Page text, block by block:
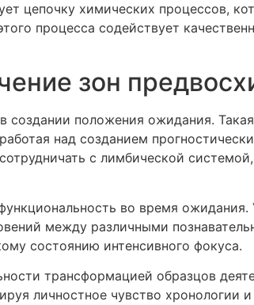
цепочку химических процессов,
процесса содействует
зон
создании положения ожидания.
над созданием
с лимбической
во время
между различными
состоянию интенсивного фокуса.
трансформацией образцов
личностное чувство хронологии